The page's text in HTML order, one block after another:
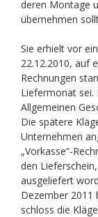
deren Montage
übernehmen
Sie erhielt vor
22.12.2010, auf
Rechnungen
Liefermonat sei.
Allgemeinen
Die spätere
Unternehmen
„Vorkasse“-
den
ausgeliefert
Dezember 2011
schloss die